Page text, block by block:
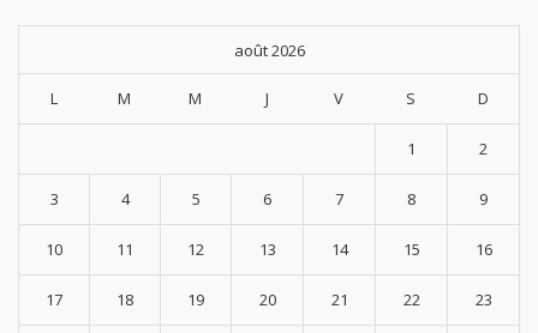
août 2026
L M M J V S D
1 2
3 4 5 6 7 8 9
10 11 12 13 14 15 16
17 18 19 20 21 22 23